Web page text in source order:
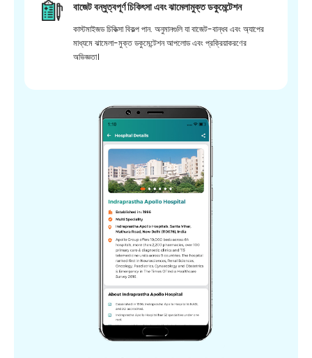
বাজেট বন্ধুত্বপূর্ণ চিকিৎসা এবং ঝামেলামুক্ত ডকুমেন্টেশন
কাস্টমাইজড চিকিত্সা বিকল্প পান. অনুমানগুলি যা বাজেট-বান্ধব এবং অ্যাপের
মাধ্যমে ঝামেলা-মুক্ত ডকুমেন্টেশন আপলোড এবং প্রক্রিয়াকরণের
অভিজ্ঞতা।